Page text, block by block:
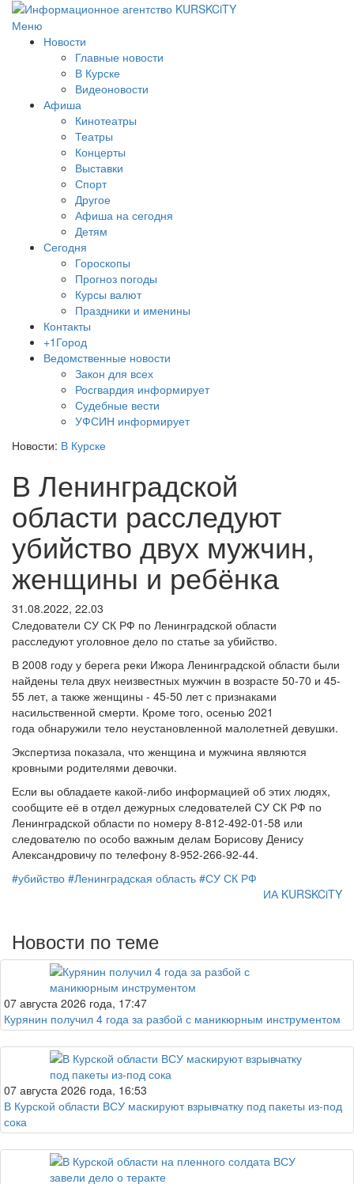
Меню
Новости
Главные новости
В Курске
Видеоновости
Афиша
Кинотеатры
Театры
Концерты
Выставки
Спорт
Другое
Афиша на сегодня
Детям
Сегодня
Гороскопы
Прогноз погоды
Курсы валют
Праздники и именины
Контакты
+1Город
Ведомственные новости
Закон для всех
Росгвардия информирует
Судебные вести
УФСИН информирует
Новости: В Курске
В Ленинградской
области расследуют
убийство двух мужчин,
женщины и ребёнка
31.08.2022, 22.03
Следователи СУ СК РФ по Ленинградской области
расследуют уголовное дело по статье за убийство.
В 2008 году у берега реки Ижора Ленинградской области были
найдены тела двух неизвестных мужчин в возрасте 50-70 и 45-
55 лет, а также женщины - 45-50 лет с признаками
насильственной смерти. Кроме того, осенью 2021
года обнаружили тело неустановленной малолетней девушки.
Экспертиза показала, что женщина и мужчина являются
кровными родителями девочки.
Если вы обладаете какой-либо информацией об этих людях,
сообщите её в отдел дежурных следователей СУ СК РФ по
Ленинградской области по номеру 8-812-492-01-58 или
следователю по особо важным делам Борисову Денису
Александровичу по телефону 8-952-266-92-44.
#убийство #Ленинградская область #СУ СК РФ
ИА KURSKCiTY
Новости по теме
07 августа 2026 года, 17:47
Курянин получил 4 года за разбой с маникюрным инструментом
07 августа 2026 года, 16:53
В Курской области ВСУ маскируют взрывчатку под пакеты из-под
сока